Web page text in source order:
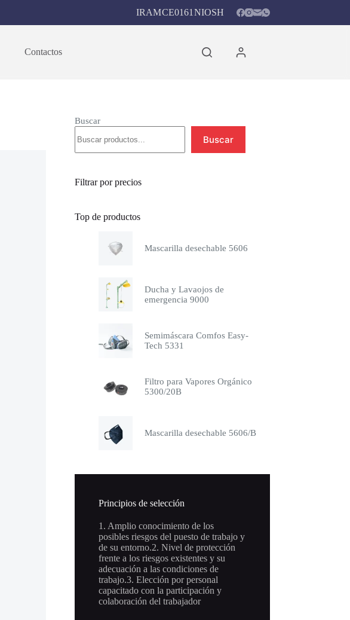
IRAMCE0161 NIOSH
Contactos
Buscar
Buscar
Filtrar por precios
Top de productos
Mascarilla desechable 5606
Ducha y Lavaojos de
emergencia 9000
Semimáscara Comfos Easy-
Tech 5331
Filtro para Vapores Orgánico
5300/20B
Mascarilla desechable 5606/B
Principios de selección
1. Amplio conocimiento de los
posibles riesgos del puesto de trabajo y
de su entorno.2. Nivel de protección
frente a los riesgos existentes y su
adecuación a las condiciones de
trabajo.3. Elección por personal
capacitado con la participación y
colaboración del trabajador